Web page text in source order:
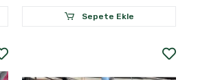
Sepete Ekle